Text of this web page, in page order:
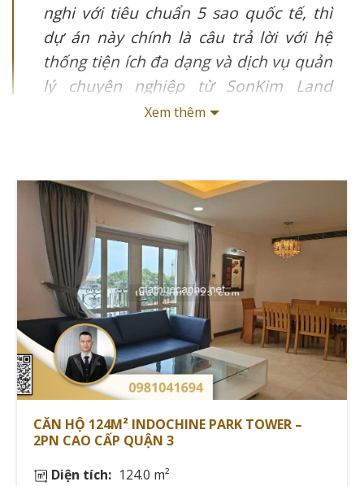
nghi với tiêu chuẩn 5 sao quốc tế, thì
dự án này chính là câu trả lời với hệ
thống tiện ích đa dạng và dịch vụ quản
lý chuyên nghiệp từ SonKim Land
Corporation. Đặc biệt, nếu bạn là
không gian sống riêng tư, an ninh và
đẳng cấp, Indochine Park Tower sẽ đáp
ứng hoàn hảo với diện tích đa dạng từ
128m² đến 226m² cùng view panorama
ấn tượng của thành phố.
Tôi là Trương Tài Năng, CEO của Giathuecanho, với
hơn 15 năm kinh nghiệm trong lĩnh vực bất động sản
cao cấp. Cho thuê căn hộ Indochine Park Tower mang
đến cơ hội trải nghiệm không gian sống đẳng cấp tại vị
trí đắc địa của Quận 3, Thành phố Hồ Chí Minh. Cùng
Giathuecanho khám phá chi tiết về vị trí chiến lược, tiện
ích nội khu 5 sao và đa dạng căn hộ từ 128m² đến
226m² tại dự án này.
Xem thêm
CĂN HỘ 124M² INDOCHINE PARK TOWER –
2PN CAO CẤP QUẬN 3
Diện tích: 124.0 m²